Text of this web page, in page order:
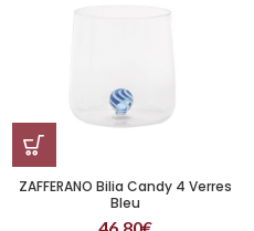
ZAFFERANO Bilia Candy 4 Verres
Bleu